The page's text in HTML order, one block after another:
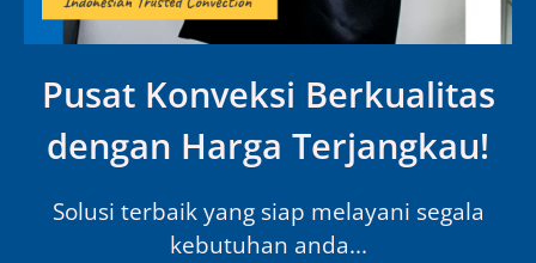
Pusat Konveksi Berkualitas
dengan Harga Terjangkau!
Solusi terbaik yang siap melayani segala
kebutuhan anda...